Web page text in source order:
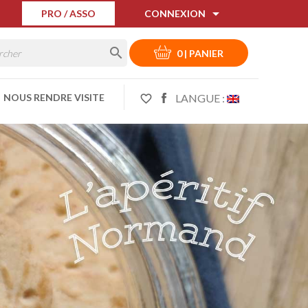
PRO / ASSO CONNEXION 
 0 | PANIER
NOUS RENDRE VISITE favorite_border LANGUE :